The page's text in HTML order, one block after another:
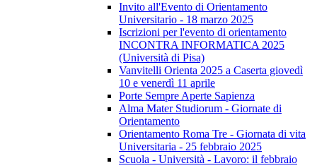
Invito all'Evento di Orientamento
Universitario - 18 marzo 2025
Iscrizioni per l'evento di orientamento
INCONTRA INFORMATICA 2025
(Università di Pisa)
Vanvitelli Orienta 2025 a Caserta giovedì
10 e venerdì 11 aprile
Porte Sempre Aperte Sapienza
Alma Mater Studiorum - Giornate di
Orientamento
Orientamento Roma Tre - Giornata di vita
Universitaria - 25 febbraio 2025
Scuola - Università - Lavoro: il febbraio